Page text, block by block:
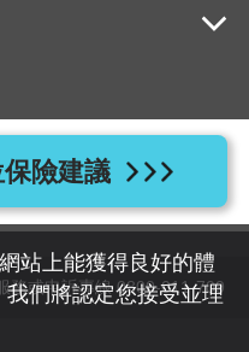
版本
孝東路四段525號7樓
務或申訴專線 0800-011-709
險建議
站上能獲得良好的體
們將認定您接受並理